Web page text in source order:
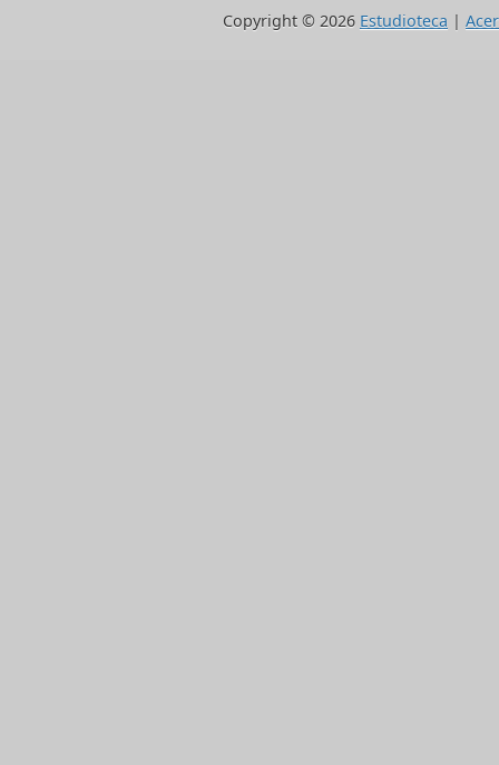
Copyright © 2026 Estudioteca |